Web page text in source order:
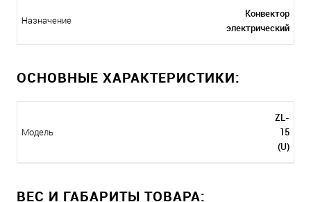
Назначение
Конвектор
электрический
ОСНОВНЫЕ ХАРАКТЕРИСТИКИ:
Модель
ZL-
15
(U)
ВЕС И ГАБАРИТЫ ТОВАРА: